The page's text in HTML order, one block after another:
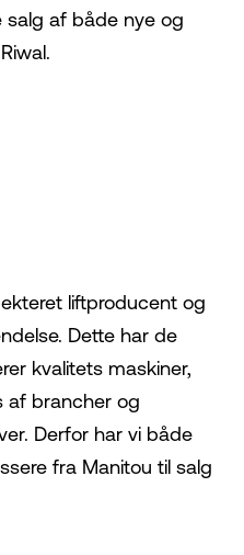
af både nye og
liftproducent og
Dette har de
kvalitets maskiner,
brancher og
Derfor har vi både
fra Manitou til salg